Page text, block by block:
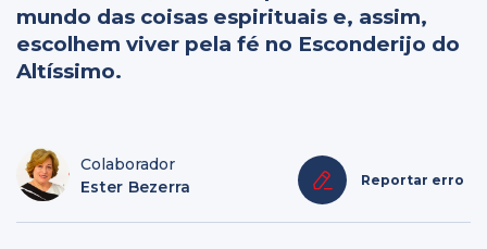
mundo das coisas espirituais e, assim,
escolhem viver pela fé no Esconderijo do
Altíssimo.
Colaborador
Ester Bezerra
Reportar erro